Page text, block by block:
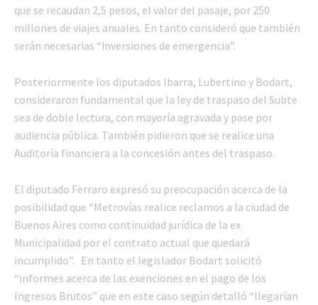
que se recaudan 2,5 pesos, el valor del pasaje, por 250
millones de viajes anuales. En tanto consideró que también
serán necesarias “inversiones de emergencia”.
Posteriormente los diputados Ibarra, Lubertino y Bodart,
consideraron fundamental que la ley de traspaso del Subte
sea de doble lectura, con mayoría agravada y pase por
audiencia pública. También pidieron que se realice una
Auditoría financiera a la concesión antes del traspaso.
El diputado Ferraro expresó su preocupación acerca de la
posibilidad que “Metrovías realice reclamos a la ciudad de
Buenos Aires como continuidad jurídica de la ex
Municipalidad por el contrato actual que quedará
incumplido”. En tanto el legislador Bodart solicitó
“informes acerca de las exenciones en el pago de los
Ingresos Brutos” que en este caso según detalló “llegarían